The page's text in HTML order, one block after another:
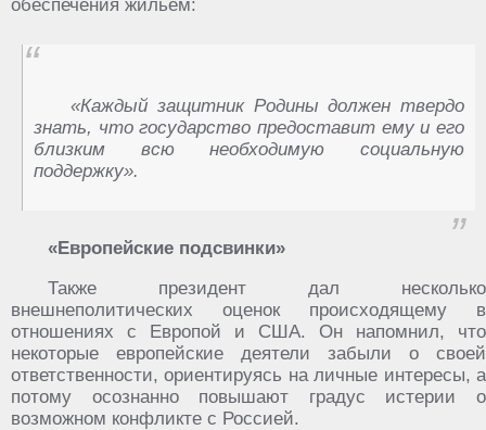
обеспечения жильем:
«Каждый защитник Родины должен твердо
знать, что государство предоставит ему и его
близким всю необходимую социальную
поддержку».
«Европейские подсвинки»
Также президент дал несколько
внешнеполитических оценок происходящему в
отношениях с Европой и США. Он напомнил, что
некоторые европейские деятели забыли о своей
ответственности, ориентируясь на личные интересы, а
потому осознанно повышают градус истерии о
возможном конфликте с Россией.